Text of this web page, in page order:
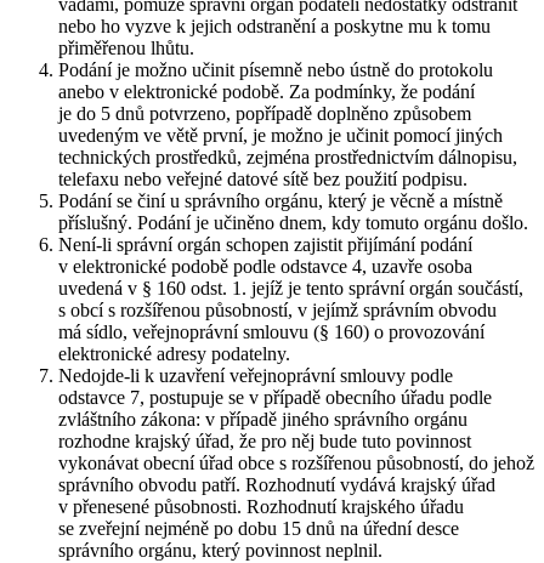
vadami, pomůže správní orgán podateli nedostatky odstranit
nebo ho vyzve k jejich odstranění a poskytne mu k tomu
přiměřenou lhůtu.
Podání je možno učinit písemně nebo ústně do protokolu
anebo v elektronické podobě. Za podmínky, že podání
je do 5 dnů potvrzeno, popřípadě doplněno způsobem
uvedeným ve větě první, je možno je učinit pomocí jiných
technických prostředků, zejména prostřednictvím dálnopisu,
telefaxu nebo veřejné datové sítě bez použití podpisu.
Podání se činí u správního orgánu, který je věcně a místně
příslušný. Podání je učiněno dnem, kdy tomuto orgánu došlo.
Není-li správní orgán schopen zajistit přijímání podání
v elektronické podobě podle odstavce 4, uzavře osoba
uvedená v § 160 odst. 1. jejíž je tento správní orgán součástí,
s obcí s rozšířenou působností, v jejímž správním obvodu
má sídlo, veřejnoprávní smlouvu (§ 160) o provozování
elektronické adresy podatelny.
Nedojde-li k uzavření veřejnoprávní smlouvy podle
odstavce 7, postupuje se v případě obecního úřadu podle
zvláštního zákona: v případě jiného správního orgánu
rozhodne krajský úřad, že pro něj bude tuto povinnost
vykonávat obecní úřad obce s rozšířenou působností, do jehož
správního obvodu patří. Rozhodnutí vydává krajský úřad
v přenesené působnosti. Rozhodnutí krajského úřadu
se zveřejní nejméně po dobu 15 dnů na úřední desce
správního orgánu, který povinnost neplnil.